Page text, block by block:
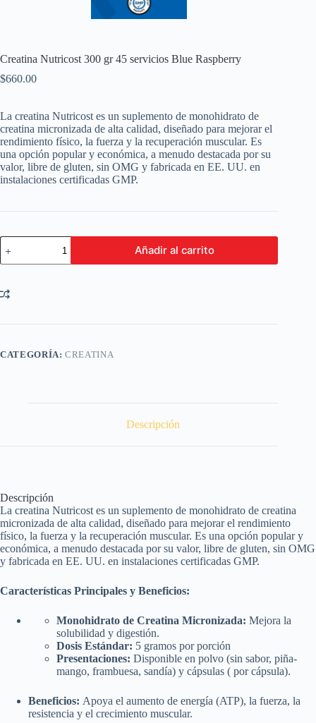
Creatina Nutricost 300 gr 45 servicios Blue Raspberry
$660.00
La creatina Nutricost es un suplemento de monohidrato de
creatina micronizada de alta calidad, diseñado para mejorar el
rendimiento físico, la fuerza y la recuperación muscular. Es
una opción popular y económica, a menudo destacada por su
valor, libre de gluten, sin OMG y fabricada en EE. UU. en
instalaciones certificadas GMP.
Creatina
Nutricost
300
45
servicios
Raspberry
Añadir al carrito
CATEGORÍA:CREATINA
Descripción
Descripción
La creatina Nutricost es un suplemento de monohidrato de creatina
micronizada de alta calidad, diseñado para mejorar el rendimiento
físico, la fuerza y la recuperación muscular. Es una opción popular y
económica, a menudo destacada por su valor, libre de gluten, sin OMG
y fabricada en EE. UU. en instalaciones certificadas GMP.
Características Principales y Beneficios:
Monohidrato de Creatina Micronizada: Mejora la
solubilidad y digestión.
Dosis Estándar: 5 gramos por porción
Presentaciones: Disponible en polvo (sin sabor, piña-
mango, frambuesa, sandía) y cápsulas ( por cápsula).
Beneficios: Apoya el aumento de energía (ATP), la fuerza, la
resistencia y el crecimiento muscular.